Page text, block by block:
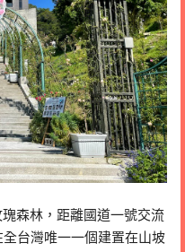
森林，距離國道一號交流
台灣唯一一個建置在山坡